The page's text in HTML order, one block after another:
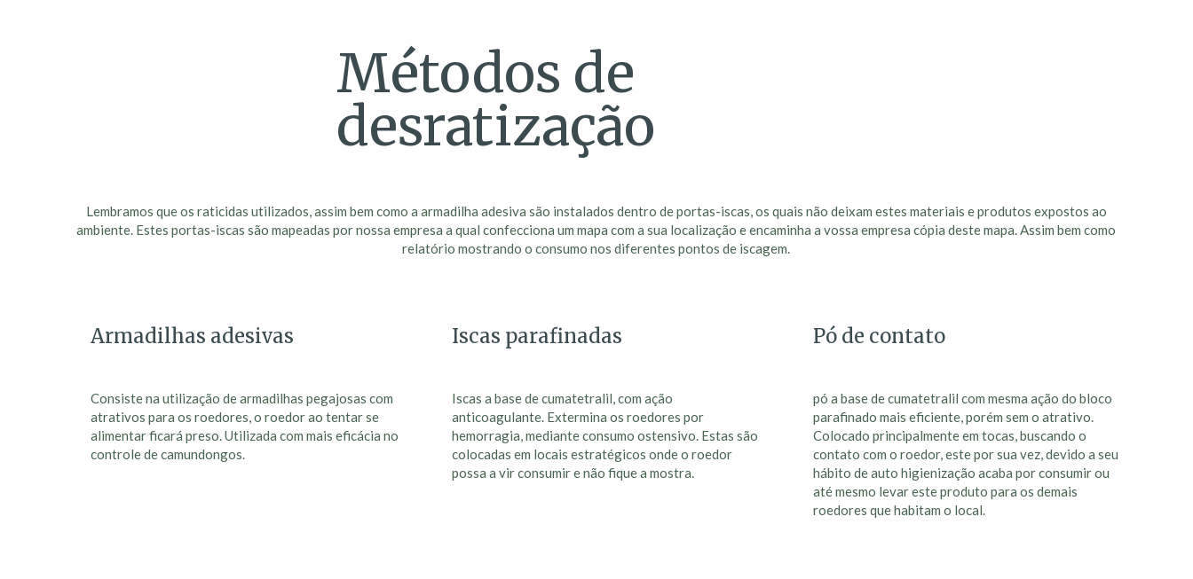
Métodos de
desratização
Lembramos que os raticidas utilizados, assim bem como a armadilha adesiva são instalados dentro de portas-iscas, os quais não deixam estes materiais e produtos expostos ao
ambiente. Estes portas-iscas são mapeadas por nossa empresa a qual confecciona um mapa com a sua localização e encaminha a vossa empresa cópia deste mapa. Assim bem como
relatório mostrando o consumo nos diferentes pontos de iscagem.
Armadilhas adesivas
Consiste na utilização de armadilhas pegajosas com
atrativos para os roedores, o roedor ao tentar se
alimentar ficará preso. Utilizada com mais eficácia no
controle de camundongos.
Iscas parafinadas
Iscas a base de cumatetralil, com ação
anticoagulante. Extermina os roedores por
hemorragia, mediante consumo ostensivo. Estas são
colocadas em locais estratégicos onde o roedor
possa a vir consumir e não fique a mostra.
Pó de contato
pó a base de cumatetralil com mesma ação do bloco
parafinado mais eficiente, porém sem o atrativo.
Colocado principalmente em tocas, buscando o
contato com o roedor, este por sua vez, devido a seu
hábito de auto higienização acaba por consumir ou
até mesmo levar este produto para os demais
roedores que habitam o local.